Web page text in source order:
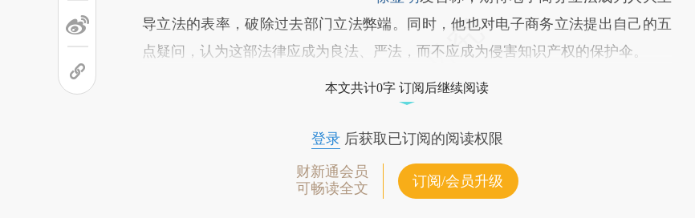
导立法的表率，破除过去部门立法弊端。同时，他也对电子商务立法提出自己的五
点疑问，认为这部法律应成为良法、严法，而不应成为侵害知识产权的保护伞。
本文共计0字 订阅后继续阅读
登录后获取已订阅的阅读权限
财新通会员
可畅读全文
订阅/会员升级